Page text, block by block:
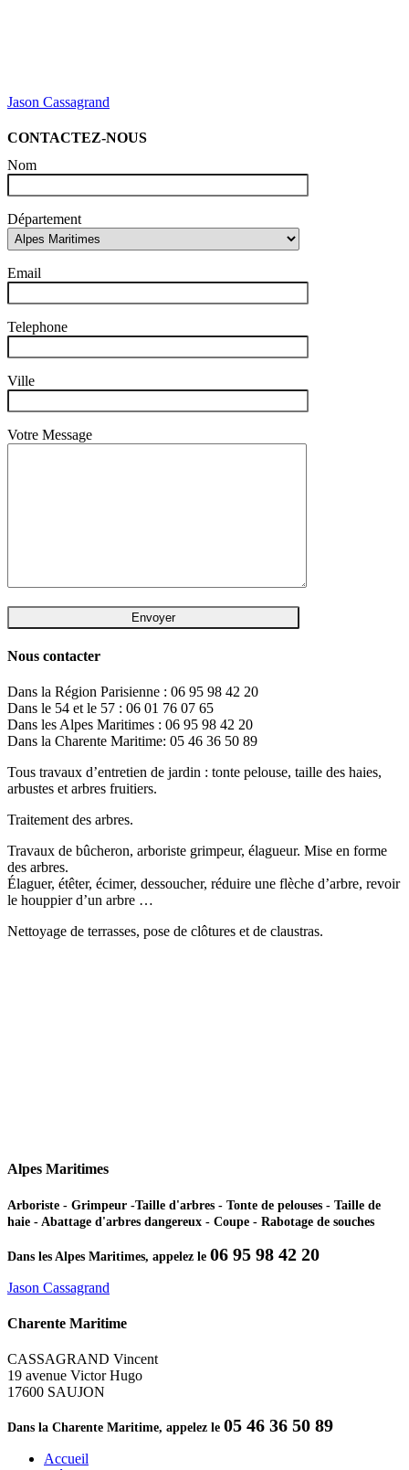
Jason Cassagrand
CONTACTEZ-NOUS
Nom
Département
Email
Telephone
Ville
Votre Message
Nous contacter
Dans la Région Parisienne : 06 95 98 42 20
Dans le 54 et le 57 : 06 01 76 07 65
Dans les Alpes Maritimes : 06 95 98 42 20
Dans la Charente Maritime: 05 46 36 50 89
Tous travaux d’entretien de jardin : tonte pelouse, taille des haies,
arbustes et arbres fruitiers.
Traitement des arbres.
Travaux de bûcheron, arboriste grimpeur, élagueur. Mise en forme
des arbres.
Élaguer, étêter, écimer, dessoucher, réduire une flèche d’arbre, revoir
le houppier d’un arbre …
Nettoyage de terrasses, pose de clôtures et de claustras.
Alpes Maritimes
Arboriste - Grimpeur -Taille d'arbres - Tonte de pelouses - Taille de
haie - Abattage d'arbres dangereux - Coupe - Rabotage de souches
Dans les Alpes Maritimes, appelez le 06 95 98 42 20
Jason Cassagrand
Charente Maritime
CASSAGRAND Vincent
19 avenue Victor Hugo
17600 SAUJON
Dans la Charente Maritime, appelez le 05 46 36 50 89
Accueil